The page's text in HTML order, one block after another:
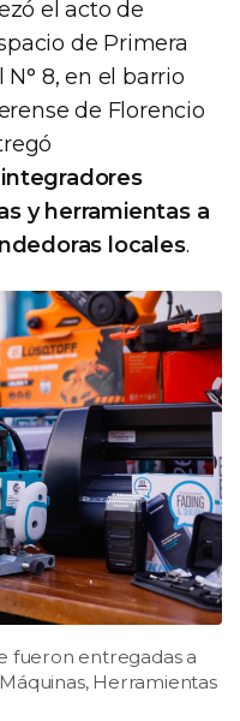
el acto de
de Primera
8, en el barrio
de Florencio
y herramientas a
locales.
fueron entregadas a
Herramientas